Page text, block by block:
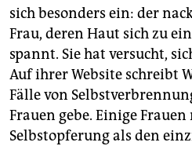
sich besonders ein: der
Frau, deren Haut sich zu
spannt. Sie hat versucht,
Auf ihrer Website schreibt
Fälle von
Frauen gebe. Einige
Selbstopferung als den